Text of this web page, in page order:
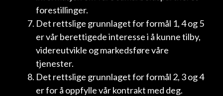
forestillinger.
Det rettslige grunnlaget for formål 1, 4 og 5
er vår berettigede interesse i å kunne tilby,
videreutvikle og markedsføre våre
tjenester.
Det rettslige grunnlaget for formål 2, 3 og 4
er for å oppfylle vår kontrakt med deg.